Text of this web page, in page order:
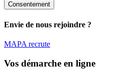
Consentement
Envie de nous rejoindre ?
MAPA recrute
Vos démarche en ligne